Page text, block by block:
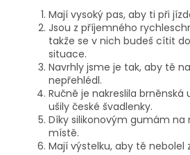
Mají vysoký pas, aby ti při
Jsou z příjemného
takže se v nich budeš cítit
situace.
Navrhly jsme je tak, aby tě
nepřehlédl.
Ručně je nakreslila
ušily české švadlenky.
Díky silikonovým gumám na
místě.
Mají výstelku, aby tě nebolel